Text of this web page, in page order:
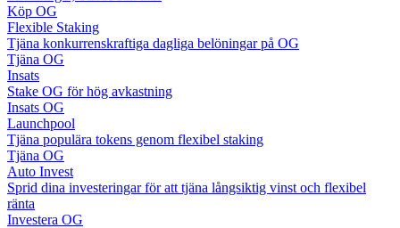
Handelsstrategier
Lär dig hur du håller dig lönsam
Köp OG
Flexible Staking
Tjäna konkurrenskraftiga dagliga belöningar på OG
Tjäna OG
Insats
Stake OG för hög avkastning
Insats OG
Launchpool
Tjäna populära tokens genom flexibel staking
Tjäna OG
Auto Invest
Sprid dina investeringar för att tjäna långsiktig vinst och flexibel
ränta
Investera OG